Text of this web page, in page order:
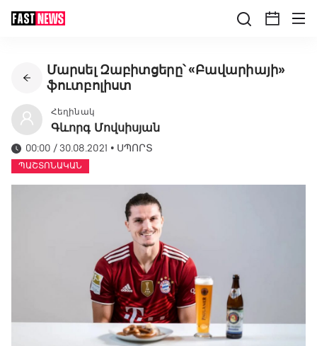
Մարսել Զաբիտցերը՝ «Բավարիայի»
ֆուտբոլիստ
Հեղինակ
Գևորգ Մովսիսյան
00:00 / 30.08.2021 • ՍՊՈՐՏ
ՊԱՇՏՈՆԱԿԱՆ